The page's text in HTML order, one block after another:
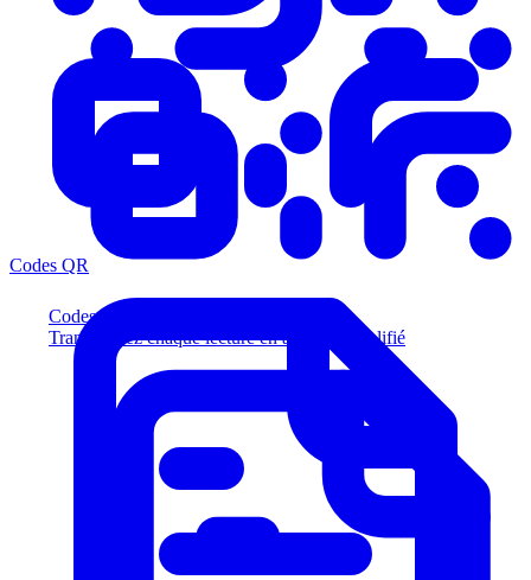
Codes QR
Transformez chaque lecture en acheteur qualifié
Codes QR